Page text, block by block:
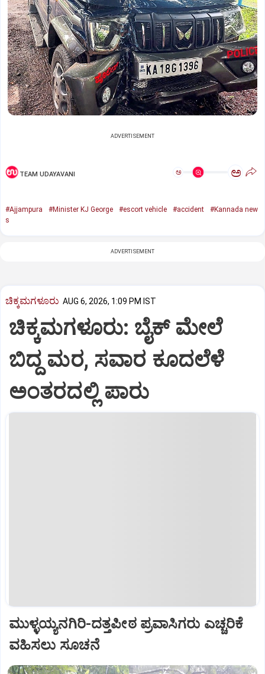
ADVERTISEMENT
TEAM UDAYAVANI ಅ ಅ
#Ajjampura #Minister KJ George #escort vehicle #accident
#Kannada new
s
ADVERTISEMENT
ಚಿಕ್ಕಮಗಳೂರು AUG 6, 2026, 1:09 PM IST
ಚಿಕ್ಕಮಗಳೂರು: ಬೈಕ್ ಮೇಲೆ
ಬಿದ್ದ ಮರ, ಸವಾರ ಕೂದಲೆಳೆ
ಅಂತರದಲ್ಲಿ ಪಾರು
ಮುಳ್ಳಯ್ಯನಗಿರಿ-ದತ್ತಪೀಠ ಪ್ರವಾಸಿಗರು ಎಚ್ಚರಿಕೆ
ವಹಿಸಲು ಸೂಚನೆ